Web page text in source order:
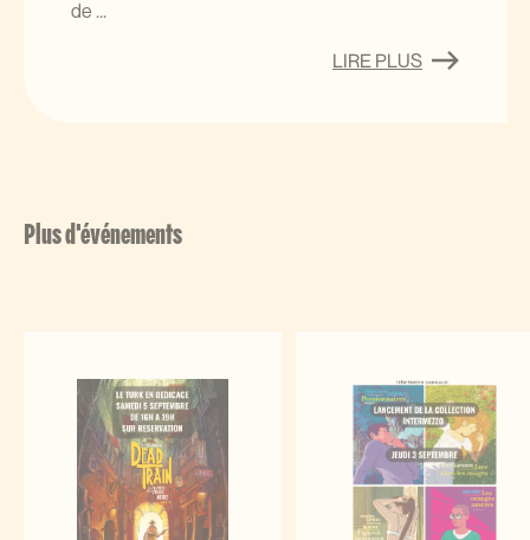
de ...
LIRE PLUS
Plus d'événements